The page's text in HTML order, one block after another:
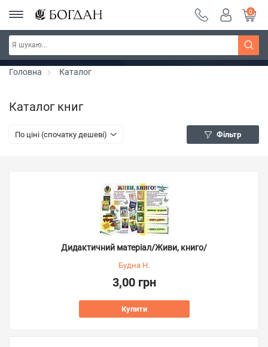
РОЗПРОДАЖ ~ 150 грн ~ 200 грн ~ 250 грн ~
300 грн ~ РОЗПРОДАЖ
Дізнатись більше
0
Головна Каталог
Каталог книг
По ціні (спочатку дешеві) Фільтр
Дидактичний матеріал/Живи, книго/
Будна Н.
3,00 грн
Купити